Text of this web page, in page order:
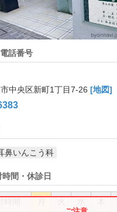
話番号
中央区新町1丁目7-26 [地図]
鼻いんこう科
間・休診日